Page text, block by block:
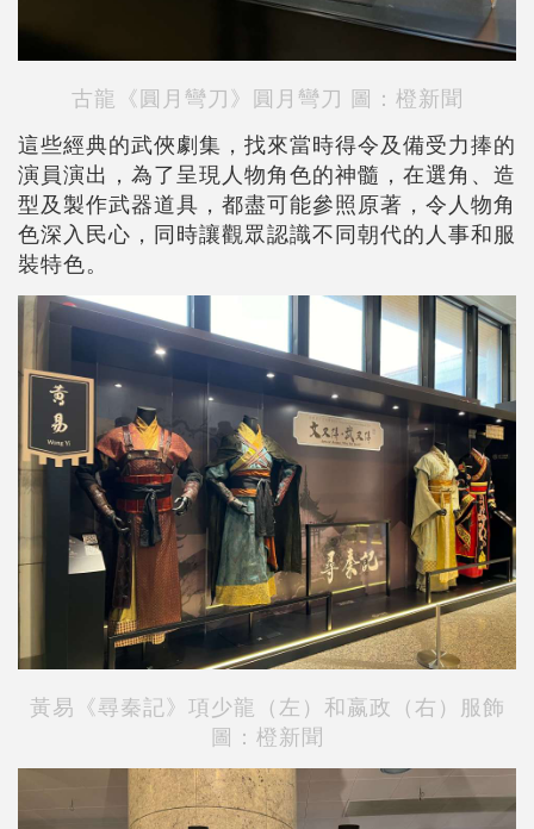
古龍《圓月彎刀》圓月彎刀 圖：橙新聞
這些經典的武俠劇集，找來當時得令及備受力捧的
演員演出，為了呈現人物角色的神髓，在選角、造
型及製作武器道具，都盡可能參照原著，令人物角
色深入民心，同時讓觀眾認識不同朝代的人事和服
裝特色。
黃易《尋秦記》項少龍（左）和嬴政（右）服飾
圖：橙新聞